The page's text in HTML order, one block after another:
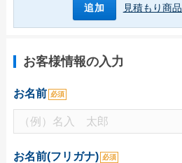
配送・送料について
お支払いについて
返品・交換・キャンセルについ
よくあるご質問
追加 見積もり商
お客様情報の入力
お名前 必須
お名前(フリガナ) 必須